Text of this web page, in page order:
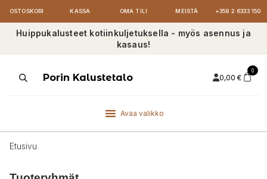
OSTOSKORI KASSA OMA TILI MEISTÄ +358 2 6333 150
Huippukalusteet kotiinkuljetuksella - myös asennus ja
kasaus!
ProductsPorin Kalustetalo 0,00 €
0
Avaa valikko
Etusivu